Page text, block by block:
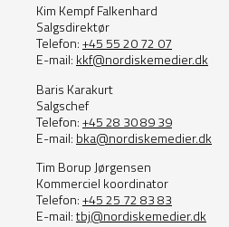
Kim Kempf Falkenhard
Salgsdirektør
Telefon:+45 55 20 72 07
E-mail: kkf@nordiskemedier.dk
Baris Karakurt
Salgschef
Telefon:+45 28 30 89 39
E-mail: bka@nordiskemedier.dk
Tim Borup Jørgensen
Kommerciel koordinator
Telefon:+45 25 72 83 83
E-mail:tbj@nordiskemedier.dk